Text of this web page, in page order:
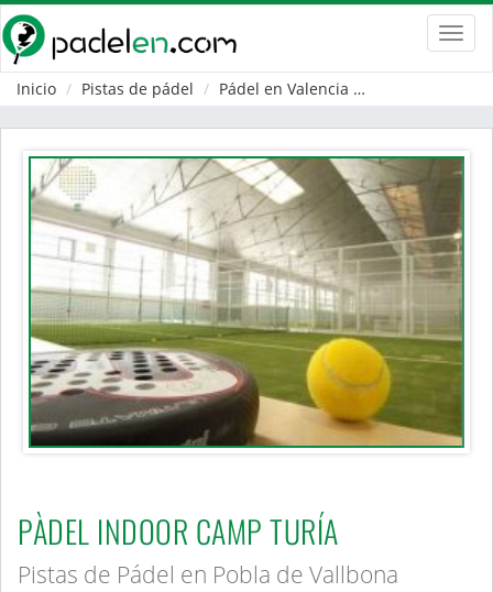
Inicio
Pistas de pádel Pádel en Valencia
PÀDEL INDOOR CAMP TURÍA
Pistas de Pádel en Pobla de Vallbona